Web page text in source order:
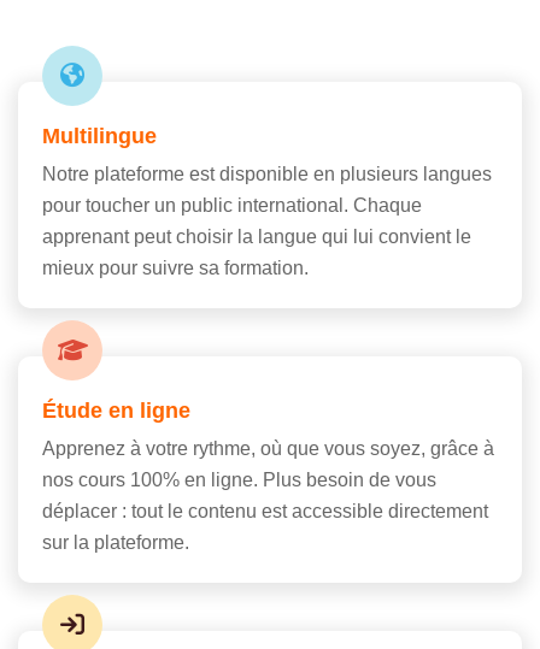
Multilingue
Notre plateforme est disponible en plusieurs langues
pour toucher un public international. Chaque
apprenant peut choisir la langue qui lui convient le
mieux pour suivre sa formation.
Étude en ligne
Apprenez à votre rythme, où que vous soyez, grâce à
nos cours 100% en ligne. Plus besoin de vous
déplacer : tout le contenu est accessible directement
sur la plateforme.